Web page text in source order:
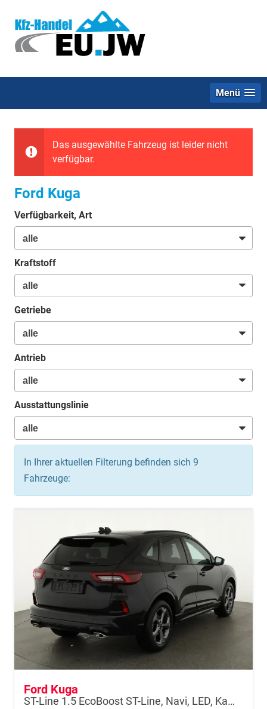
Menü
Das ausgewählte Fahrzeug ist leider nicht
verfügbar.
Ford Kuga
Verfügbarkeit, Art
Kraftstoff
Getriebe
Antrieb
Ausstattungslinie
In Ihrer aktuellen Filterung befinden sich 9
Fahrzeuge:
Ford Kuga
ST-Line 1.5 EcoBoost ST-Line, Navi, LED, Kamera, Winter, FS beheizbar